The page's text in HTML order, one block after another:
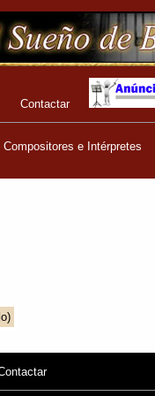
Contactar
Compositores e Intérpretes